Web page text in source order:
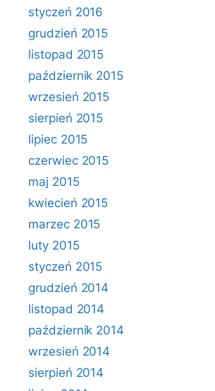
styczeń 2016
grudzień 2015
listopad 2015
październik 2015
wrzesień 2015
sierpień 2015
lipiec 2015
czerwiec 2015
maj 2015
kwiecień 2015
marzec 2015
luty 2015
styczeń 2015
grudzień 2014
listopad 2014
październik 2014
wrzesień 2014
sierpień 2014